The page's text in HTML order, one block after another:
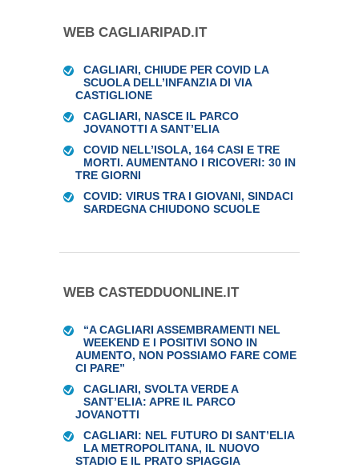
WEB CAGLIARIPAD.IT
CAGLIARI, CHIUDE PER COVID LA
SCUOLA DELL’INFANZIA DI VIA
CASTIGLIONE
CAGLIARI, NASCE IL PARCO
JOVANOTTI A SANT’ELIA
COVID NELL’ISOLA, 164 CASI E TRE
MORTI. AUMENTANO I RICOVERI: 30 IN
TRE GIORNI
COVID: VIRUS TRA I GIOVANI, SINDACI
SARDEGNA CHIUDONO SCUOLE
WEB CASTEDDUONLINE.IT
“A CAGLIARI ASSEMBRAMENTI NEL
WEEKEND E I POSITIVI SONO IN
AUMENTO, NON POSSIAMO FARE COME
CI PARE”
CAGLIARI, SVOLTA VERDE A
SANT’ELIA: APRE IL PARCO
JOVANOTTI
CAGLIARI: NEL FUTURO DI SANT’ELIA
LA METROPOLITANA, IL NUOVO
STADIO E IL PRATO SPIAGGIA